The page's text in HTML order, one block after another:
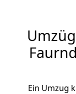
Ein Umzug